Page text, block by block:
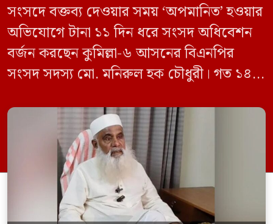
সংসদে বক্তব্য দেওয়ার সময় ‘অপমানিত’ হওয়ার
অভিযোগে টানা ১১ দিন ধরে সংসদ অধিবেশন
বর্জন করছেন কুমিল্লা-৬ আসনের বিএনপির
সংসদ সদস্য মো. মনিরুল হক চৌধুরী। গত ১৪
রুলিং ও সিদ্ধান্তের প্রতিবাদে ১৫ থেকে ২৫ জুন
পর্যন্ত তিনি সংসদে যাননি। মনিরুল হক চৌধুরী
বলেন, ‘আমাকে সংসদে অপমান করা হয়েছে।
স্পিকার ফোন […]